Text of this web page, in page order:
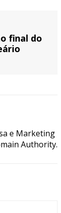
final do
e Marketing
Authority.